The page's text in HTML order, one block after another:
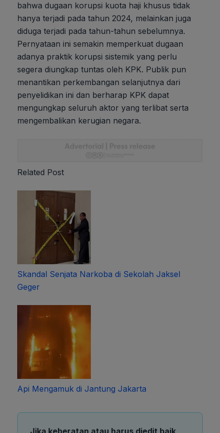
bahwa dugaan korupsi kuota haji khusus tidak
hanya terjadi pada tahun 2024, melainkan juga
diduga terjadi pada tahun-tahun sebelumnya.
Pernyataan ini semakin memperkuat dugaan
adanya praktik korupsi sistemik yang perlu
segera diungkap tuntas oleh KPK. Publik pun
menantikan perkembangan selanjutnya dari
penyelidikan ini dan berharap KPK dapat
mengungkap seluruh aktor yang terlibat serta
mengembalikan kerugian negara.
Related Post
Skandal Senjata Narkoba di Sekolah Jaksel
Geger
Api Mengamuk di Jantung Jakarta
Jika keberatan atau harus diedit baik